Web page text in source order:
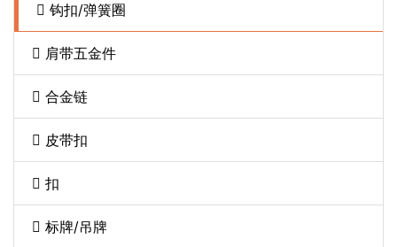
钩扣/弹簧圈
肩带五金件
合金链
皮带扣
扣
标牌/吊牌